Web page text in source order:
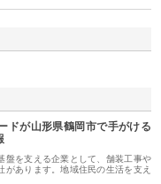
ドが山形県鶴岡市で手がける
盤を支える企業として、舗装工事や
があります。地域住民の生活を支え